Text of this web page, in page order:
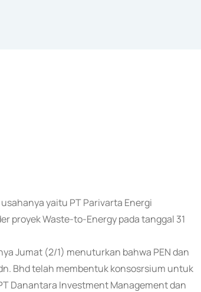
yaitu PT Parivarta Energi
proyek Waste-to-Energy pada tanggal 31
Jumat (2/1) menuturkan bahwa PEN dan
Bhd telah membentuk konsosrsium untuk
Danantara Investment Management dan